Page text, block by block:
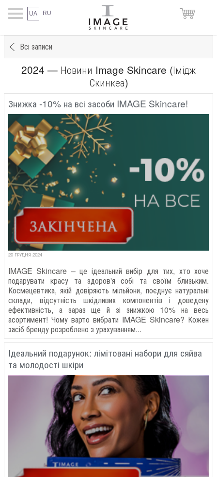
UA RU
Всі записи
2024 — Новини Image Skincare (Імідж
Скинкеа)
Знижка -10% на всі засоби IMAGE Skincare!
20 ГРУДНЯ 2024
IMAGE Skincare – це ідеальний вибір для тих, хто хоче
подарувати красу та здоров'я собі та своїм близьким.
Космецевтика, якій довіряють мільйони, поєднує натуральні
склади, відсутність шкідливих компонентів і доведену
ефективність, а зараз ще й зі знижкою 10% на весь
асортимент! Чому варто вибрати IMAGE Skincare? Кожен
засіб бренду розроблено з урахуванням...
Ідеальний подарунок: лімітовані набори для сяйва
та молодості шкіри